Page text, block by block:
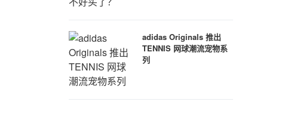
adidas Originals 推出
TENNIS 网球潮流宠物系
列